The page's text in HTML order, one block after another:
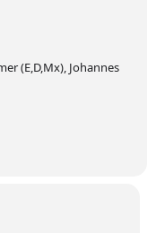
(E,D,Mx), Johannes